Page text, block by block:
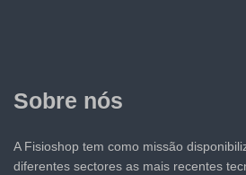
Sobre nós
A Fisioshop tem como missão
diferentes sectores as mais recentes